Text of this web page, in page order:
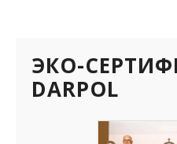
ЭКО-
DARPOL